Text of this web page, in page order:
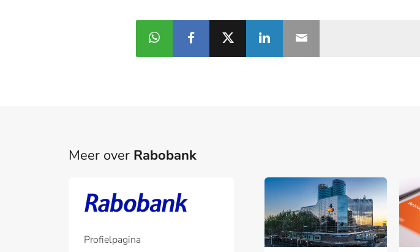
Meer over Rabobank
Profielpagina